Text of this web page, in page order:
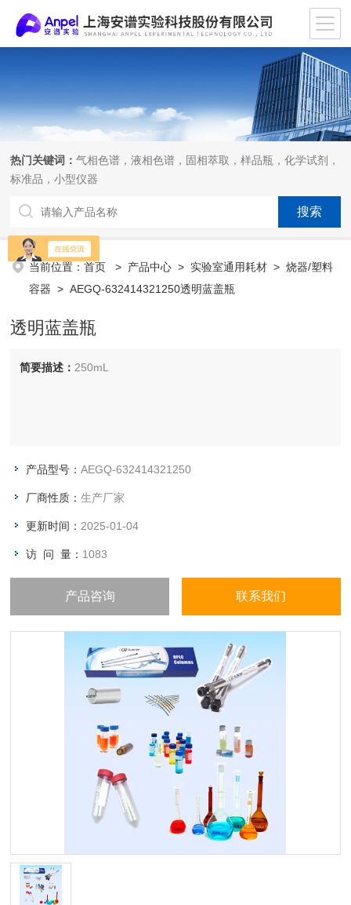
热门关键词：气相色谱，液相色谱，固相萃取，样品瓶，化学试剂，
标准品，小型仪器
当前位置：首页 > 产品中心 > 实验室通用耗材 >烧器/塑料
容器 > AEGQ-632414321250透明蓝盖瓶
透明蓝盖瓶
简要描述： 250mL
产品型号：AEGQ-632414321250
厂商性质：生产厂家
更新时间： 2025-01-04
访 问 量： 1083
产品咨询 联系我们